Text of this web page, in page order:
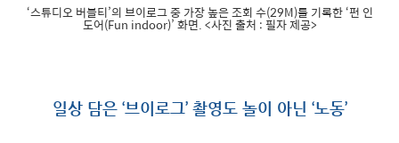
‘스튜디오 버블티’의 브이로그 중 가장 높은 조회 수(29M)를 기록한 ‘펀 인
도어(Fun indoor)’ 화면. <사진 출처 : 필자 제공>
일상 담은 ‘브이로그’ 촬영도 놀이 아닌 ‘노동’